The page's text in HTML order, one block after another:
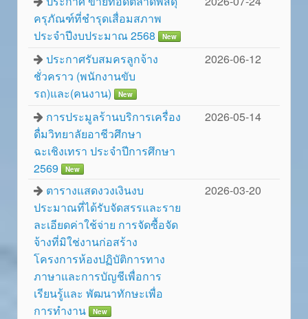
ครุภัณฑ์ที่ชำรุดเสื่อมสภาพ
ประจำปีงบประมาณ 2568
New
ประกาศรับสมครลูกจ้าง
ชั่วคราว (พนักงานขับ
รถ)และ(คนงาน)
New
2026-06-12
การประมูลร้านบริการเครื่อง
ดื่มวิทยาลัยอาชีวศึกษา
ฉะเชิงเทรา ประจำปีการศึกษา
2569
New
2026-05-14
ตารางแสดงวงเงินงบ
ประมาณที่ได้รับจัดสรรและราย
ละเอียดค่าใช้จ่าย การจัดซื้อจัด
จ้างที่มิใช่งานก่อสร้าง
โครงการห้องปฏิบัติการทาง
ภาษาและการบัญชีเพื่อการ
เรียนรู้และ พัฒนาทักษะเพื่อ
การทำงาน
New
2026-03-20